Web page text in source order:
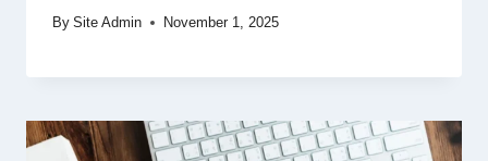
By Site Admin November 1, 2025